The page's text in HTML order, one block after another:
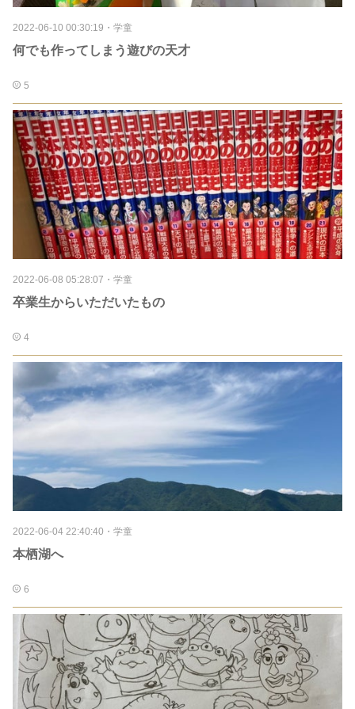
2022-06-10 00:30:19 ・ 学童
何でも作ってしまう遊びの天才
5
2022-06-08 05:28:07 ・ 学童
卒業生からいただいたもの
4
2022-06-04 22:40:40 ・ 学童
本栖湖へ
6